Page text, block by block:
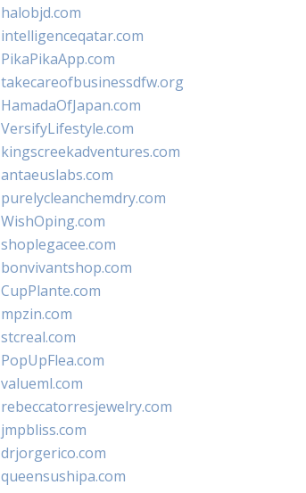
halobjd.com
intelligenceqatar.com
PikaPikaApp.com
takecareofbusinessdfw.org
HamadaOfJapan.com
VersifyLifestyle.com
kingscreekadventures.com
antaeuslabs.com
purelycleanchemdry.com
WishOping.com
shoplegacee.com
bonvivantshop.com
CupPlante.com
mpzin.com
stcreal.com
PopUpFlea.com
valueml.com
rebeccatorresjewelry.com
jmpbliss.com
drjorgerico.com
queensushipa.com